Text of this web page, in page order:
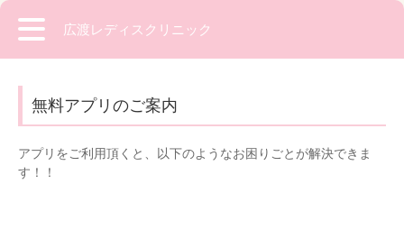
広渡レディスクリニック
無料アプリのご案内
アプリをご利用頂くと、以下のようなお困りごとが解決できま
す！！